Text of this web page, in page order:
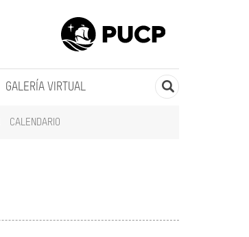
CALENDARIO
GALERÍA VIRTUAL